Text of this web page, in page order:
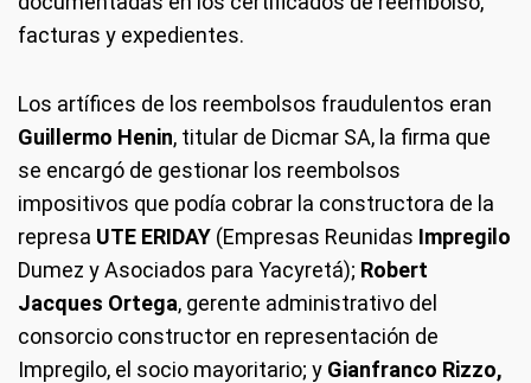
facturas y expedientes.
Los artífices de los reembolsos fraudulentos eran
Guillermo Henin, titular de Dicmar SA, la firma que
se encargó de gestionar los reembolsos
impositivos que podía cobrar la constructora de la
represa UTE ERIDAY (Empresas Reunidas Impregilo
Dumez y Asociados para Yacyretá); Robert
Jacques Ortega, gerente administrativo del
consorcio constructor en representación de
Impregilo, el socio mayoritario; y Gianfranco Rizzo,